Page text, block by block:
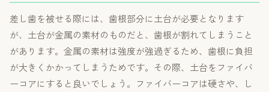
差し歯を被せる際には、歯根部分に土台が必要となります
が、土台が金属の素材のものだと、歯根が割れてしまうこと
があります。金属の素材は強度が強過ぎるため、歯根に負担
が大きくかかってしまうためです。その際、土台をファイバ
ーコアにすると良いでしょう。ファイバーコアは硬さや、し